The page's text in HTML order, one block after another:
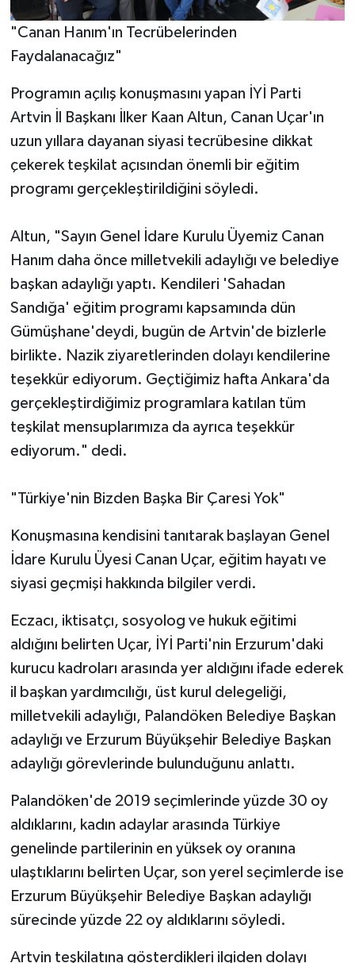
"Canan Hanım'ın Tecrübelerinden
Faydalanacağız"
Programın açılış konuşmasını yapan İYİ Parti
Artvin İl Başkanı İlker Kaan Altun, Canan Uçar'ın
uzun yıllara dayanan siyasi tecrübesine dikkat
çekerek teşkilat açısından önemli bir eğitim
programı gerçekleştirildiğini söyledi.
Altun, "Sayın Genel İdare Kurulu Üyemiz Canan
Hanım daha önce milletvekili adaylığı ve belediye
başkan adaylığı yaptı. Kendileri 'Sahadan
Sandığa' eğitim programı kapsamında dün
Gümüşhane'deydi, bugün de Artvin'de bizlerle
birlikte. Nazik ziyaretlerinden dolayı kendilerine
teşekkür ediyorum. Geçtiğimiz hafta Ankara'da
gerçekleştirdiğimiz programlara katılan tüm
teşkilat mensuplarımıza da ayrıca teşekkür
ediyorum." dedi.
"Türkiye'nin Bizden Başka Bir Çaresi Yok"
Konuşmasına kendisini tanıtarak başlayan Genel
İdare Kurulu Üyesi Canan Uçar, eğitim hayatı ve
siyasi geçmişi hakkında bilgiler verdi.
Eczacı, iktisatçı, sosyolog ve hukuk eğitimi
aldığını belirten Uçar, İYİ Parti'nin Erzurum'daki
kurucu kadroları arasında yer aldığını ifade ederek
il başkan yardımcılığı, üst kurul delegeliği,
milletvekili adaylığı, Palandöken Belediye Başkan
adaylığı ve Erzurum Büyükşehir Belediye Başkan
adaylığı görevlerinde bulunduğunu anlattı.
Palandöken'de 2019 seçimlerinde yüzde 30 oy
aldıklarını, kadın adaylar arasında Türkiye
genelinde partilerinin en yüksek oy oranına
ulaştıklarını belirten Uçar, son yerel seçimlerde ise
Erzurum Büyükşehir Belediye Başkan adaylığı
sürecinde yüzde 22 oy aldıklarını söyledi.
Artvin teşkilatına gösterdikleri ilgiden dolayı